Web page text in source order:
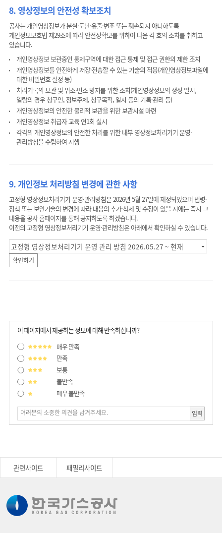
8. 영상정보의 안전성 확보조치
공사는 개인영상정보가 분실·도난·유출·변조 또는 훼손되지 아니하도록
개인정보보호법 제29조에 따라 안전성확보를 위하여 다음 각 호의 조치를 취하고
있습니다.
개인영상정보 보관중인 통제구역에 대한 접근 통제 및 접근 권한의 제한 조치
개인영상정보를 안전하게 저장·전송할 수 있는 기술의 적용(개인영상정보파일에
대한 비밀번호 설정 등)
처리기록의 보관 및 위조·변조 방지를 위한 조치(개인영상정보의 생성 일시,
열람의 경우 청구인, 정보주체, 청구목적, 일시 등의 기록·관리 등)
개인영상정보의 안전한 물리적 보관을 위한 보관시설 마련
개인영상정보 취급자 교육 연1회 실시
각각의 개인영상정보의 안전한 처리를 위한 내부 영상정보처리기기 운영·
관리방침을 수립하여 시행
9. 개인정보 처리방침 변경에 관한 사항
고정형 영상정보처리기기 운영·관리방침은 2026년 5월 27일에 제정되었으며 법령·
정책 또는 보안기술의 변경에 따라 내용의 추가·삭제 및 수정이 있을 시에는 즉시 그
내용을 공사 홈페이지를 통해 공지하도록 하겠습니다.
이전의 고정형 영상정보처리기기 운영·관리방침은 아래에서 확인하실 수 있습니다.
확인하기
이 페이지에서 제공하는 정보에 대해 만족하십니까?
매우 만족
만족
보통
불만족
매우 불만족
입력
관련사이트 패밀리사이트